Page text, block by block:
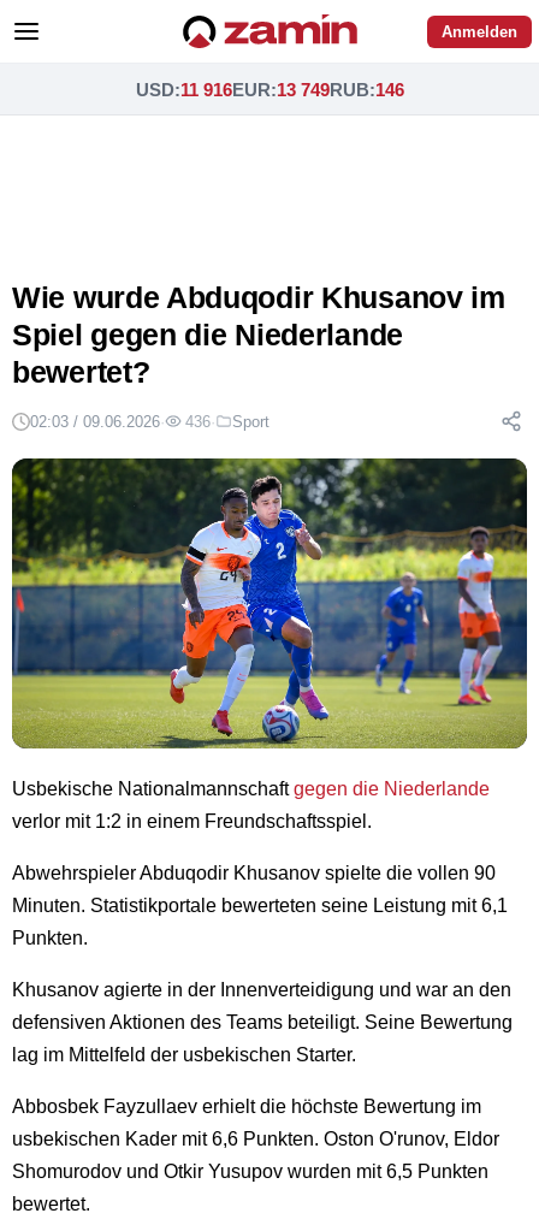
Anmelden
USD:11 916EUR:13 749RUB:146
Wie wurde Abduqodir Khusanov im
Spiel gegen die Niederlande
bewertet?
02:03 / 09.06.2026· 436· Sport
Usbekische Nationalmannschaftgegen die Niederlande
verlor mit 1:2 in einem Freundschaftsspiel.
Abwehrspieler Abduqodir Khusanov spielte die vollen 90
Minuten. Statistikportale bewerteten seine Leistung mit 6,1
Punkten.
Khusanov agierte in der Innenverteidigung und war an den
defensiven Aktionen des Teams beteiligt. Seine Bewertung
lag im Mittelfeld der usbekischen Starter.
Abbosbek Fayzullaev erhielt die höchste Bewertung im
usbekischen Kader mit 6,6 Punkten. Oston O'runov, Eldor
Shomurodov und Otkir Yusupov wurden mit 6,5 Punkten
bewertet.